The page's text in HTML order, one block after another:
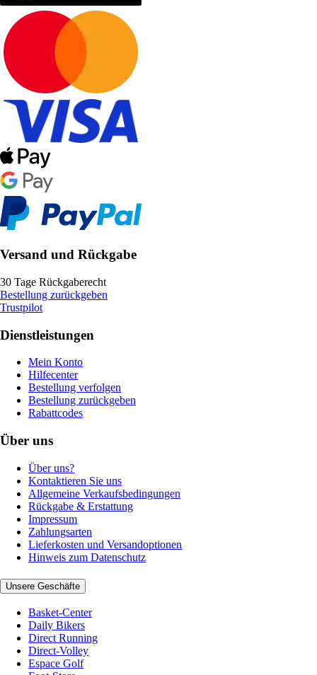
Versand und Rückgabe
30 Tage Rückgaberecht
Bestellung zurückgeben
Trustpilot
Dienstleistungen
Mein Konto
Hilfecenter
Bestellung verfolgen
Bestellung zurückgeben
Rabattcodes
Über uns
Über uns?
Kontaktieren Sie uns
Allgemeine Verkaufsbedingungen
Rückgabe & Erstattung
Impressum
Zahlungsarten
Lieferkosten und Versandoptionen
Hinweis zum Datenschutz
Unsere Geschäfte
Basket-Center
Daily Bikers
Direct Running
Direct-Volley
Espace Golf